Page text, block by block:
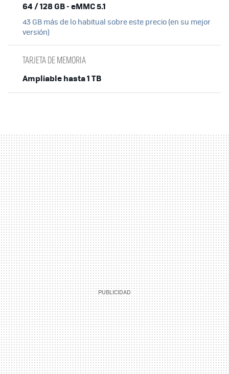
64 / 128 GB - eMMC 5.1
43 GB más de lo habitual sobre este precio (en su mejor
versión)
TARJETA DE MEMORIA
Ampliable hasta 1 TB